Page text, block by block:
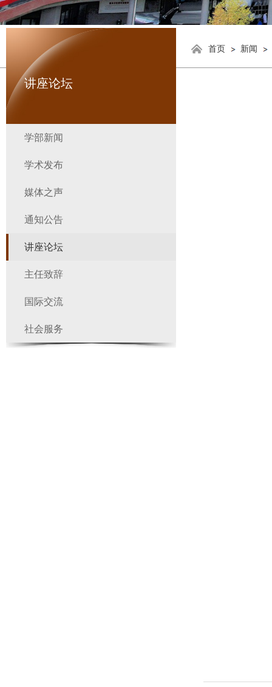
讲座论坛
学部新闻
学术发布
媒体之声
通知公告
讲座论坛
主任致辞
国际交流
社会服务
首页 新闻